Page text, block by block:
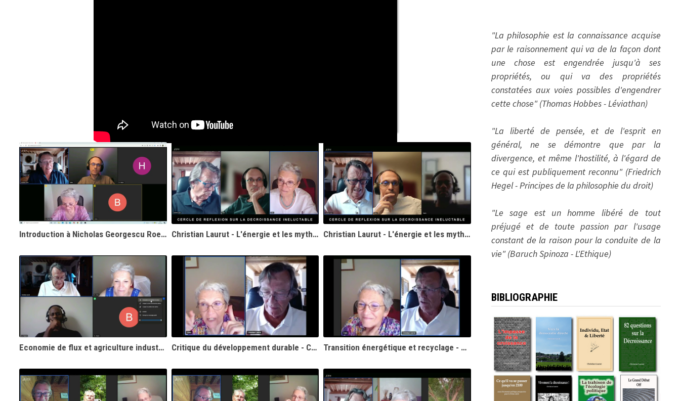
Introduction à Nicholas Georgescu Roegen - Christian Laurut Christian Laurut - L'énergie et les mythes économiques (1) Christian Laurut - L'énergie et les mythes économiques (2)
Economie de flux et agriculture industrielle - Christian Laurut Critique du développement durable - Christian Laurut Transition énergétique et recyclage - Christian Laurut
"La philosophie est la connaissance acquise
par le raisonnement qui va de la façon dont
une chose est engendrée jusqu'à ses
propriétés, ou qui va des propriétés
constatées aux voies possibles d'engendrer
cette chose" (Thomas Hobbes - Léviathan)
"La liberté de pensée, et de l'esprit en
général, ne se démontre que par la
divergence, et même l'hostilité, à l'égard de
ce qui est publiquement reconnu" (Friedrich
Hegel - Principes de la philosophie du droit)
"Le sage est un homme libéré de tout
préjugé et de toute passion par l'usage
constant de la raison pour la conduite de la
vie" (Baruch Spinoza - L'Ethique)
BIBLIOGRAPHIE